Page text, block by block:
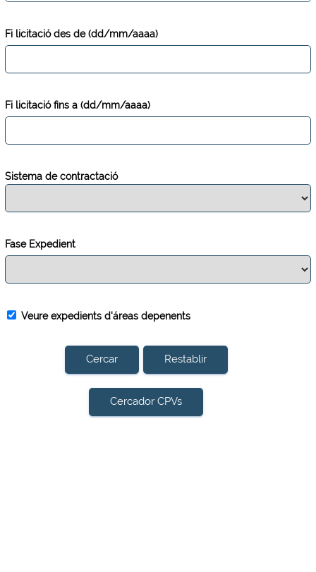
Fi licitació des de (dd/mm/aaaa)
Fi licitació fins a (dd/mm/aaaa)
Sistema de contractació
Fase Expedient
Veure expedients d'áreas depenents